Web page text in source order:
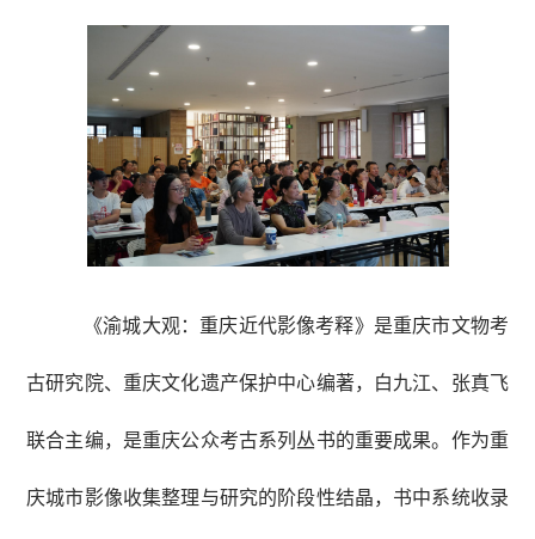
《渝城大观：重庆近代影像考释》是重庆市文物考
古研究院、重庆文化遗产保护中心编著，白九江、张真飞
联合主编，是重庆公众考古系列丛书的重要成果。作为重
庆城市影像收集整理与研究的阶段性结晶，书中系统收录